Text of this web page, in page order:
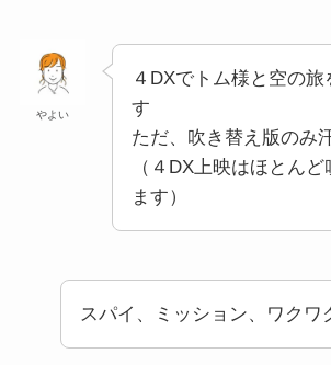
やよい
４DXでトム様と空の旅
す
ただ、吹き替え版のみ
（４DX上映はほとんど
ます）
スパイ、ミッション、ワクワ